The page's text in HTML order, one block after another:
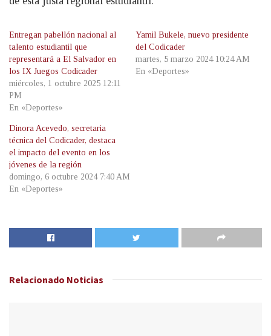
Entregan pabellón nacional al
talento estudiantil que
representará a El Salvador en
los IX Juegos Codicader
miércoles, 1 octubre 2025 12:11
PM
En «Deportes»
Yamil Bukele, nuevo presidente
del Codicader
martes, 5 marzo 2024 10:24 AM
En «Deportes»
Dinora Acevedo, secretaria
técnica del Codicader, destaca
el impacto del evento en los
jóvenes de la región
domingo, 6 octubre 2024 7:40 AM
En «Deportes»
Relacionado Noticias